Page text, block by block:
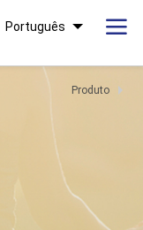
Português
Produto